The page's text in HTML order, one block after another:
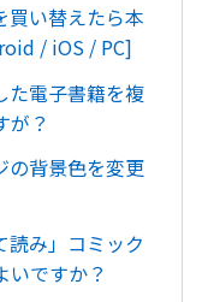
い替えたら本
/ iOS / PC]
電子書籍を複
が？
背景色を変更
み」コミック
いですか？